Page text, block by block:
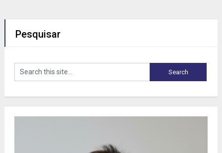
Pesquisar